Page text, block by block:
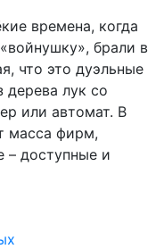
времена, когда
брали в
что это дуэльные
дерева лук со
или автомат. В
масса фирм,
– доступные и